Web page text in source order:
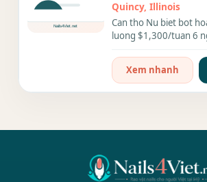
Quincy, Illinois
Can tho Nu biet bot
luong $1,300/tuan 6
rieng cho...
Xem nhanh